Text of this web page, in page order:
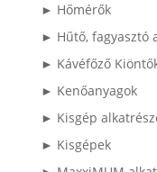
► Hőmérők
► Hűtő, fagyasztó
► Kávéfőző
► Kenőanyagok
► Kisgép
► Kisgépek